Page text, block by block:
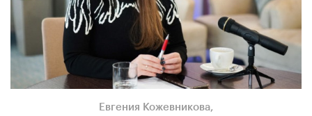
Евгения Кожевникова,